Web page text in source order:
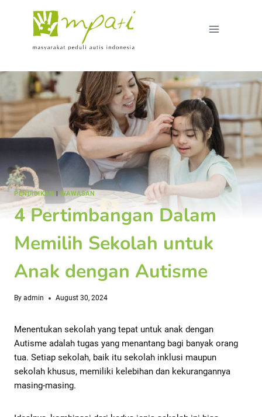
PENDIDIKAN WAWASAN
4 Pertimbangan Dalam
Memilih Sekolah untuk
Anak dengan Autisme
By admin August 30, 2024
Menentukan sekolah yang tepat untuk anak dengan
Autisme adalah tugas yang menantang bagi banyak orang
tua. Setiap sekolah, baik itu sekolah inklusi maupun
sekolah khusus, memiliki kelebihan dan kekurangannya
masing-masing.